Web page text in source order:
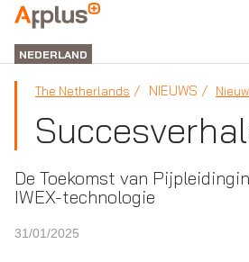
APPLUS+
NEDERLAND
The Netherlands NIEUWS
De Toekomst van
IWEX-technologie
31/01/2025